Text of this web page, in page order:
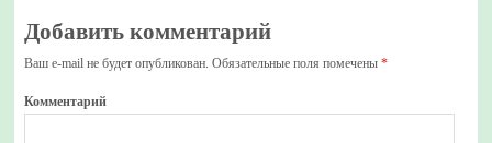
Добавить комментарий
Ваш e-mail не будет опубликован. Обязательные поля помечены *
Комментарий